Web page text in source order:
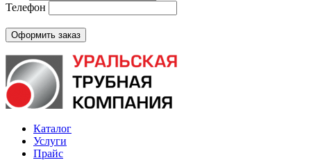
Телефон
Каталог
Услуги
Прайс